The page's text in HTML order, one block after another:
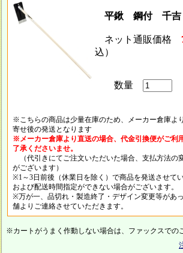
平鍬 鋼付 千
ネット通販価格
込）
数量
※こちらの商品は少量在庫のため、メーカー倉庫よ
寄せ後の発送となります
※メーカー倉庫より直送の場合、代金引換便がご利
了承くださいませ。
（代引きにてご注文いただいた場合、支払方法の
がございます）
※1～3日前後（休業日を除く）で商品を発送させて
および配送時間指定ができない場合がございます。
※万が一、品切れ・製造終了・デザイン変更等があ
舗よりご連絡させていただきます。
※カートがうまく作動しない場合は、ファックスでの